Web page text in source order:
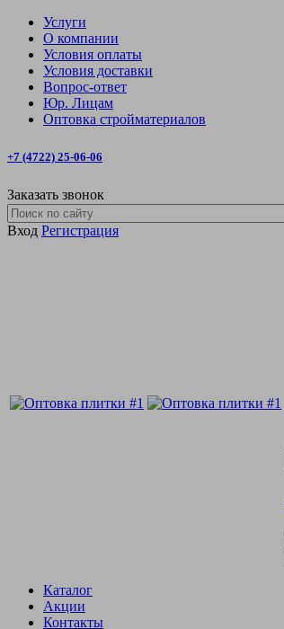
Услуги
О компании
Условия оплаты
Условия доставки
Вопрос-ответ
Юр. Лицам
Оптовка стройматериалов
+7 (4722) 25-06-06
Заказать звонок
Вход Регистрация
Каталог
Акции
Контакты